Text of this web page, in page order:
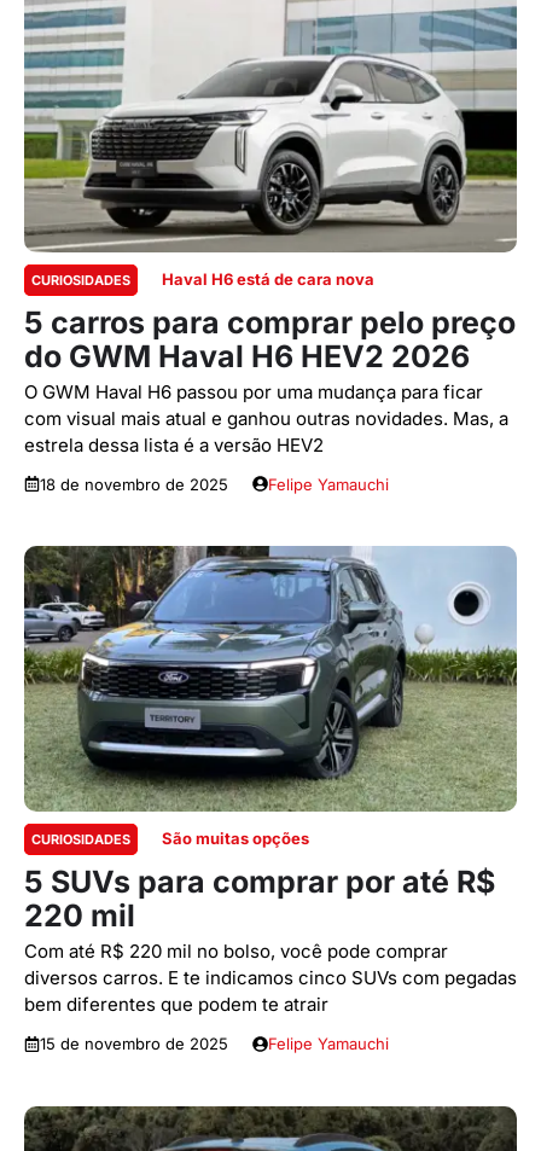
CURIOSIDADES Haval H6 está de cara nova
5 carros para comprar pelo preço
do GWM Haval H6 HEV2 2026
O GWM Haval H6 passou por uma mudança para ficar
com visual mais atual e ganhou outras novidades. Mas, a
estrela dessa lista é a versão HEV2
18 de novembro de 2025 Felipe Yamauchi
CURIOSIDADES São muitas opções
5 SUVs para comprar por até R$
220 mil
Com até R$ 220 mil no bolso, você pode comprar
diversos carros. E te indicamos cinco SUVs com pegadas
bem diferentes que podem te atrair
15 de novembro de 2025 Felipe Yamauchi